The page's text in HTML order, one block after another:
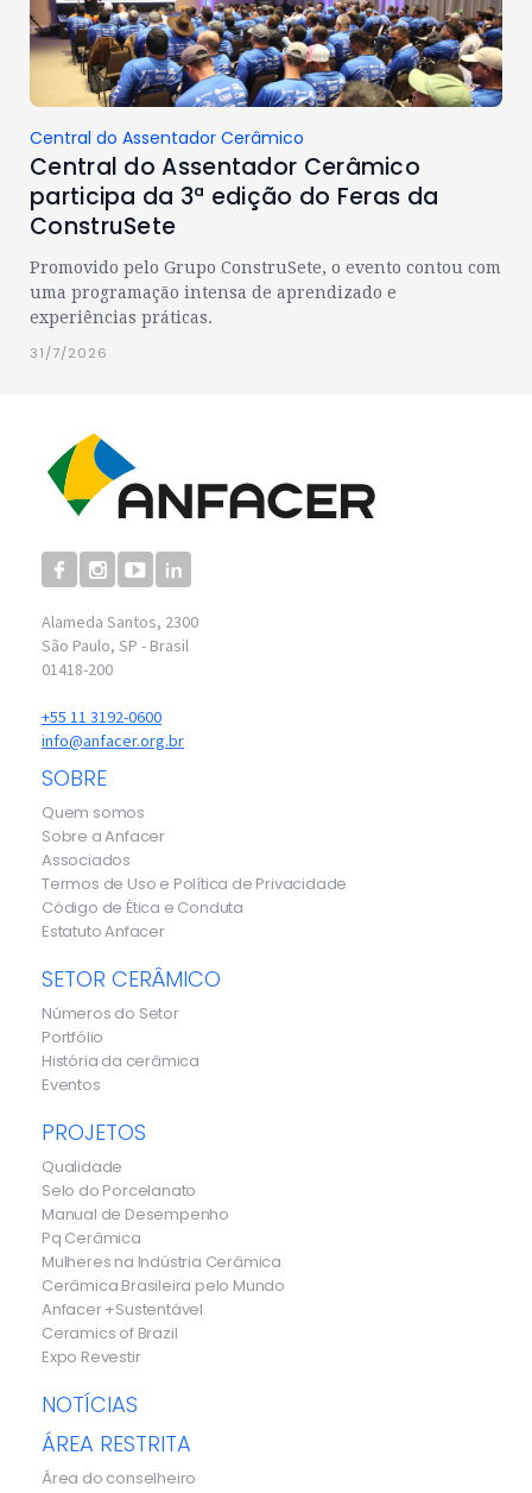
Central do Assentador Cerâmico
Central do Assentador Cerâmico
participa da 3ª edição do Feras da
ConstruSete
Promovido pelo Grupo ConstruSete, o evento contou com
uma programação intensa de aprendizado e
experiências práticas.
31/7/2026
Alameda Santos, 2300
São Paulo, SP - Brasil
01418-200
+55 11 3192-0600
info@anfacer.org.br
SOBRE
Quem somos
Sobre a Anfacer
Associados
Termos de Uso e Política de Privacidade
Código de Ética e Conduta
Estatuto Anfacer
SETOR CERÂMICO
Números do Setor
Portfólio
História da cerâmica
Eventos
PROJETOS
Qualidade
Selo do Porcelanato
Manual de Desempenho
Pq Cerâmica
Mulheres na Indústria Cerâmica
Cerâmica Brasileira pelo Mundo
Anfacer +Sustentável
Ceramics of Brazil
Expo Revestir
NOTÍCIAS
ÁREA RESTRITA
Área do conselheiro